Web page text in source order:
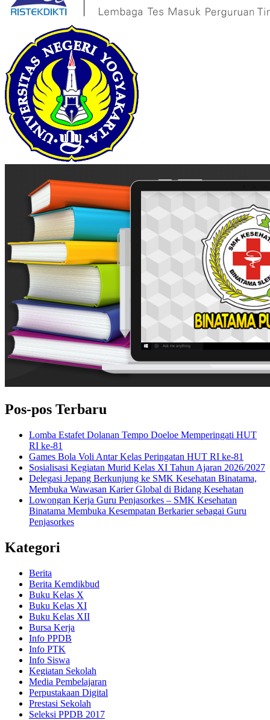
Pos-pos Terbaru
Lomba Estafet Dolanan Tempo Doeloe Memperingati HUT
RI ke-81
Games Bola Voli Antar Kelas Peringatan HUT RI ke-81
Sosialisasi Kegiatan Murid Kelas XI Tahun Ajaran 2026/2027
Delegasi Jepang Berkunjung ke SMK Kesehatan Binatama,
Membuka Wawasan Karier Global di Bidang Kesehatan
Lowongan Kerja Guru Penjasorkes – SMK Kesehatan
Binatama Membuka Kesempatan Berkarier sebagai Guru
Penjasorkes
Kategori
Berita
Berita Kemdikbud
Buku Kelas X
Buku Kelas XI
Buku Kelas XII
Bursa Kerja
Info PPDB
Info PTK
Info Siswa
Kegiatan Sekolah
Media Pembelajaran
Perpustakaan Digital
Prestasi Sekolah
Seleksi PPDB 2017